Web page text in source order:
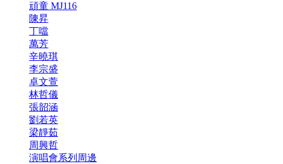
頑童 MJ116
陳昇
丁噹
萬芳
辛曉琪
李宗盛
卓文萱
林哲儀
張韶涵
劉若英
梁靜茹
周興哲
演唱會系列周邊